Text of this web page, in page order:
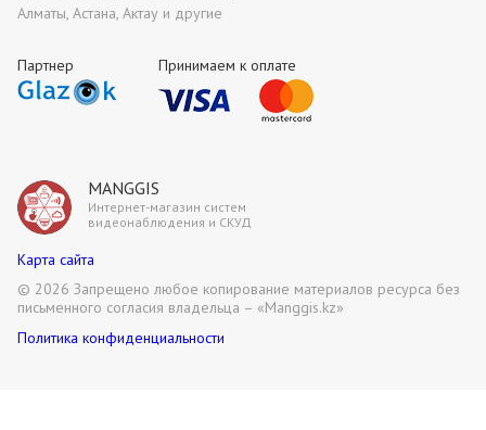
MANGGIS
Интернет-магазин систем
видеонаблюдения и СКУД
Партнер Принимаем к оплате
Алматы, Астана, Актау и другие
Карта сайта
Политика конфиденциальности
© 2026 Запрещено любое копирование материалов ресурса без
письменного согласия владельца – «Manggis.kz»